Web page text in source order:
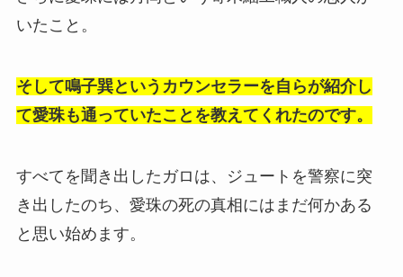
いたこと。
そして鳴子巽というカウンセラーを自らが紹介し
て愛珠も通っていたことを教えてくれたのです。
すべてを聞き出したガロは、ジュートを警察に突
き出したのち、愛珠の死の真相にはまだ何かある
と思い始めます。